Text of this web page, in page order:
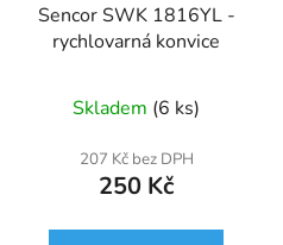
Sencor SWK 1816YL -
rychlovarná konvice
Skladem (6 ks)
207 Kč bez DPH
250 Kč